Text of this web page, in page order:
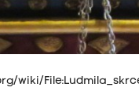
wiki/